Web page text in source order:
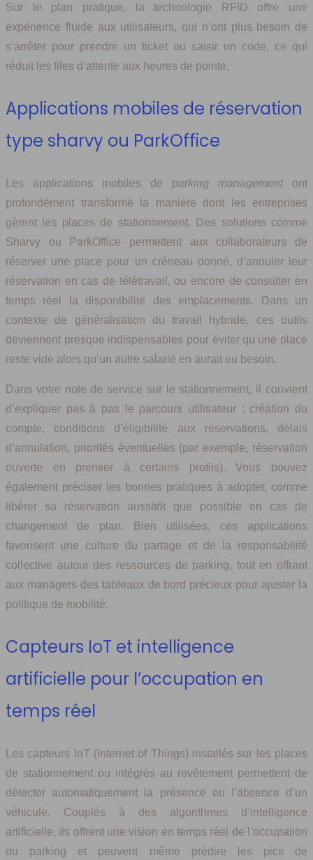
Sur le plan pratique, la technologie RFID offre une
expérience fluide aux utilisateurs, qui n’ont plus besoin de
s’arrêter pour prendre un ticket ou saisir un code, ce qui
réduit les files d’attente aux heures de pointe.
Applications mobiles de réservation
type sharvy ou ParkOffice
Les applications mobiles de parking managementont
profondément transformé la manière dont les entreprises
gèrent les places de stationnement. Des solutions comme
Sharvy ou ParkOffice permettent aux collaborateurs de
réserver une place pour un créneau donné, d’annuler leur
réservation en cas de télétravail, ou encore de consulter en
temps réel la disponibilité des emplacements. Dans un
contexte de généralisation du travail hybride, ces outils
deviennent presque indispensables pour éviter qu’une place
reste vide alors qu’un autre salarié en aurait eu besoin.
Dans votre note de service sur le stationnement, il convient
d’expliquer pas à pas le parcours utilisateur : création du
compte, conditions d’éligibilité aux réservations, délais
d’annulation, priorités éventuelles (par exemple, réservation
ouverte en premier à certains profils). Vous pouvez
également préciser les bonnes pratiques à adopter, comme
libérer sa réservation aussitôt que possible en cas de
changement de plan. Bien utilisées, ces applications
favorisent une culture du partage et de la responsabilité
collective autour des ressources de parking, tout en offrant
aux managers des tableaux de bord précieux pour ajuster la
politique de mobilité.
Capteurs IoT et intelligence
artificielle pour l’occupation en
temps réel
Les capteurs IoT (Internet of Things) installés sur les places
de stationnement ou intégrés au revêtement permettent de
détecter automatiquement la présence ou l’absence d’un
véhicule. Couplés à des algorithmes d’intelligence
artificielle, ils offrent une vision en temps réel de l’occupation
du parking et peuvent même prédire les pics de